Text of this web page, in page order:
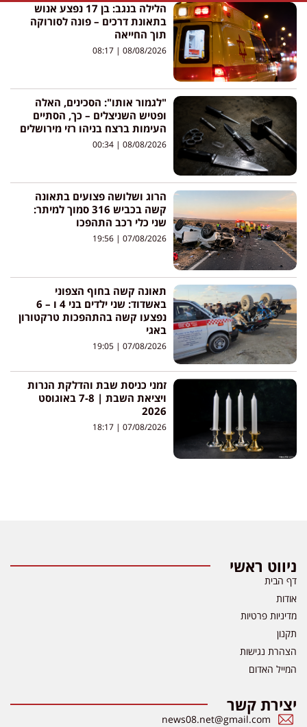
הלילה בנגב: בן 17 נפצע אנוש
בתאונת דרכים – פונה לסורוקה
תוך החייאה
08/08/2026
"לגמור אותו": הסכינים, האלה
ופטיש השניצלים – כך, הסתיים
העימות ברצח בניהו רזי מירושלים
08/08/2026
הרוג ושלושה פצועים בתאונה
קשה בכביש 316 סמוך למיתר:
שני כלי רכב התהפכו
07/08/2026
תאונה קשה בחוף הצפוני
באשדוד: שני ילדים בני 4 ו – 6
נפצעו קשה בהתהפכות טרקטורון
באגי
07/08/2026
זמני כניסת שבת והדלקת הנרות
ויציאת השבת | 7-8 באוגוסט
2026
07/08/2026
ניווט ראשי
דף הבית
אודות
מדיניות פרטיות
תקנון
הצהרת נגישות
המייל האדום
יצירת קשר
news08.net@gmail.com